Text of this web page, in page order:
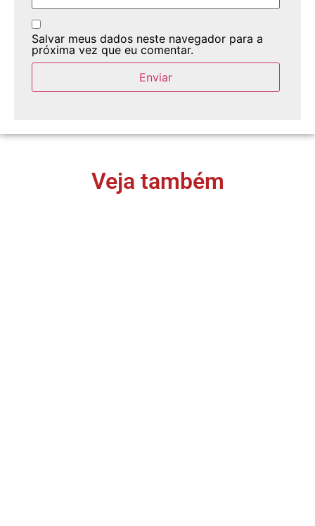
Salvar meus dados neste navegador para a
próxima vez que eu comentar.
Veja também